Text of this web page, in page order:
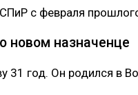
с февраля
новом назначенце
31 год. Он родился в